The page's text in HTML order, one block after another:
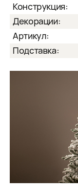
Конструкция:
Декорации:
Артикул:
Подставка: